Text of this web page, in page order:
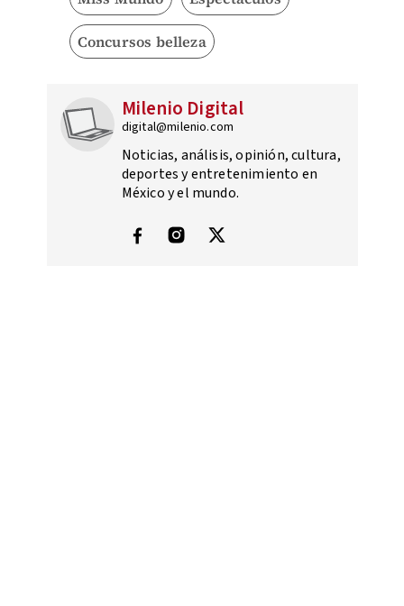
Concursos belleza
Milenio Digital
digital@milenio.com
Noticias, análisis, opinión, cultura,
deportes y entretenimiento en
México y el mundo.